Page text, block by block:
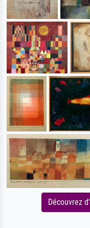
Découvrez